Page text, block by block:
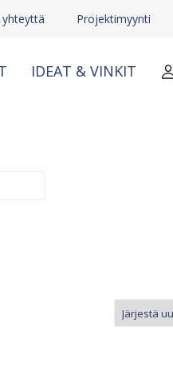
Projektimyynti
IDEAT & VINKIT